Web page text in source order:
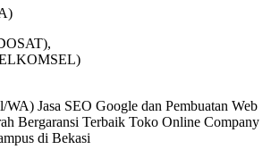
Jasa SEO Google dan Pembuatan Web
Bergaransi Terbaik Toko Online Company
di Bekasi